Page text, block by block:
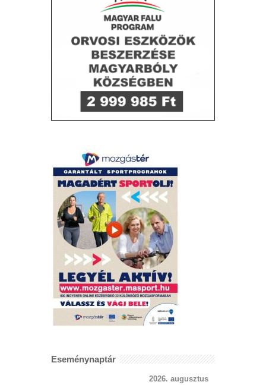
Eseménynaptár
2026. augusztus